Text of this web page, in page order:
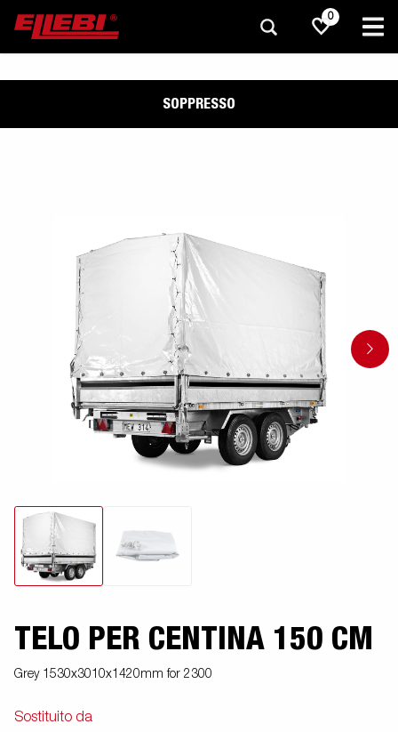
0
SOPPRESSO
TELO PER CENTINA 150 CM
Grey 1530x3010x1420mm for 2300
Sostituito da